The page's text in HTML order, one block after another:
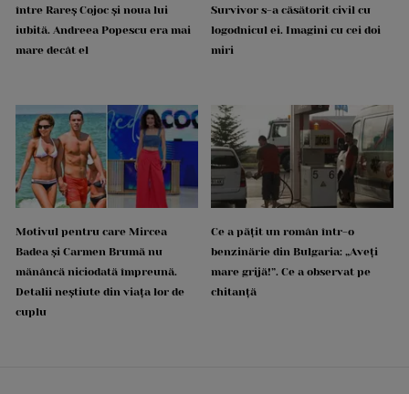
între Rareș Cojoc și noua lui
iubită. Andreea Popescu era mai
mare decât el
Survivor s-a căsătorit civil cu
logodnicul ei. Imagini cu cei doi
miri
Motivul pentru care Mircea
Badea și Carmen Brumă nu
mănâncă niciodată împreună.
Detalii neștiute din viața lor de
cuplu
Ce a pățit un român într-o
benzinărie din Bulgaria: „Aveți
mare grijă!”. Ce a observat pe
chitanță